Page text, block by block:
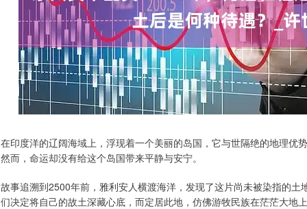
在印度洋的辽阔海域上，浮现着一个美丽的岛国，它与世隔绝的地理优
然而，命运却没有给这个岛国带来平静与安宁。
故事追溯到2500年前，雅利安人横渡海洋，发现了这片尚未被染指的
们决定将自己的故土深藏心底，而定居此地，仿佛游牧民族在茫茫大地